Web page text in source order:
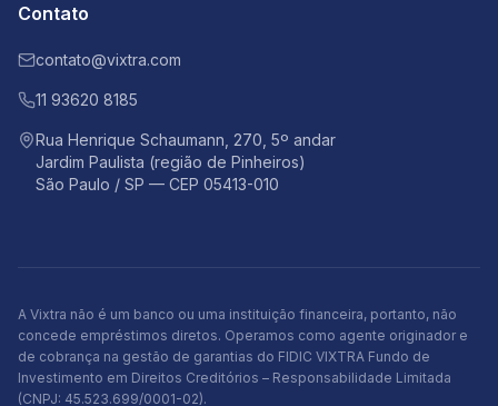
Contato
contato@vixtra.com
11 93620 8185
Rua Henrique Schaumann, 270, 5º andar
Jardim Paulista (região de Pinheiros)
São Paulo / SP — CEP 05413-010
A Vixtra não é um banco ou uma instituição financeira, portanto, não
concede empréstimos diretos. Operamos como agente originador e
de cobrança na gestão de garantias do FIDIC VIXTRA Fundo de
Investimento em Direitos Creditórios – Responsabilidade Limitada
(CNPJ: 45.523.699/0001-02).